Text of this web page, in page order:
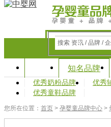
搜索 资讯 / 品牌 /
知名品牌
优秀奶粉品牌 优秀
优秀童鞋品牌
您所在位置： 首页 > 孕婴童品牌中心 >